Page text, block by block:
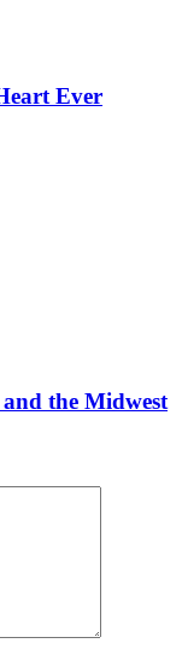
Ever
the Midwest